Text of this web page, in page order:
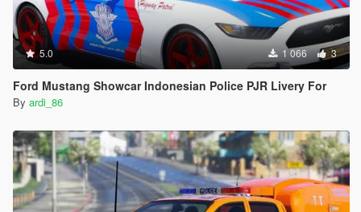
5.0 1 066 3
Ford Mustang Showcar Indonesian Police PJR Livery For
By ardi_86